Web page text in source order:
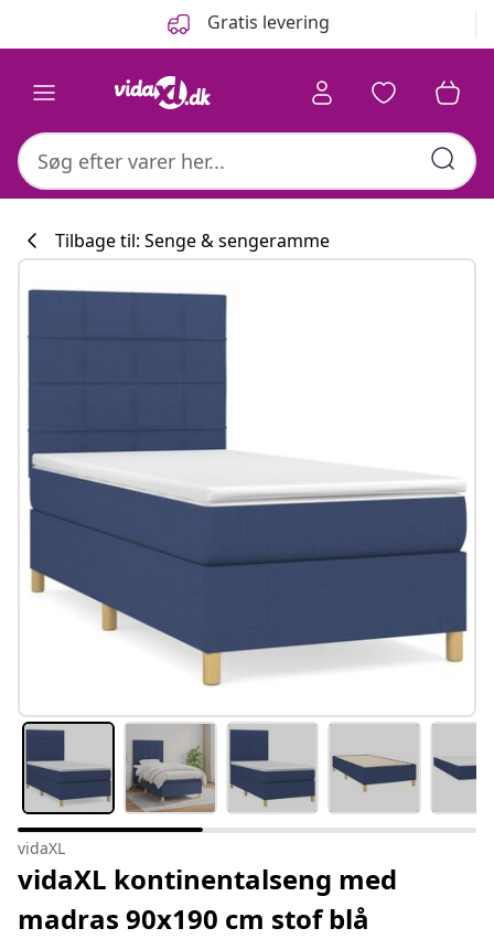
Gratis levering
Tilbage til: Senge & sengeramme
vidaXL
vidaXL kontinentalseng med
madras 90x190 cm stof blå